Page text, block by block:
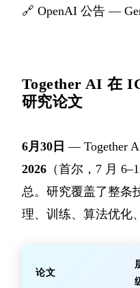
🔗 OpenAI 公告 —
Together AI 在
研究论文
6月30日 — Together
2026 （首尔，7 月
总。研究覆盖了整条
理、训练、算法优化
论文